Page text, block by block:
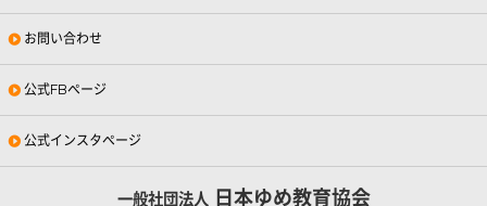
お問い合わせ
公式FBページ
公式インスタページ
一般社団法人日本ゆめ教育協会